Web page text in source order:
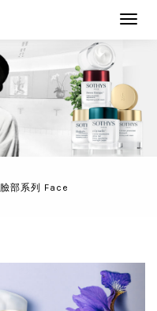
臉部系列 Face
Next